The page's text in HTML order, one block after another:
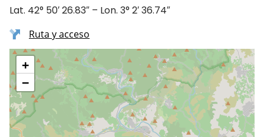
Lat. 42° 50′ 26.83″ – Lon. 3° 2′ 36.74″
Ruta y acceso
+
−